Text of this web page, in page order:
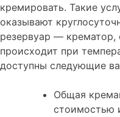
кремировать. Такие
оказывают
резервуар — крематор,
происходит при
доступны следующие
Общая
стоимостью